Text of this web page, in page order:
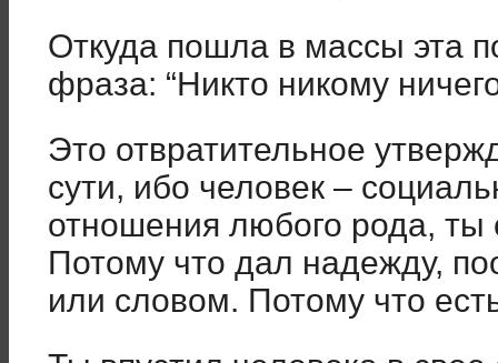
Откуда пошла в массы эта
фраза: “Никто никому
Это отвратительное
сути, ибо человек –
отношения любого рода,
Потому что дал надежду,
или словом. Потому что